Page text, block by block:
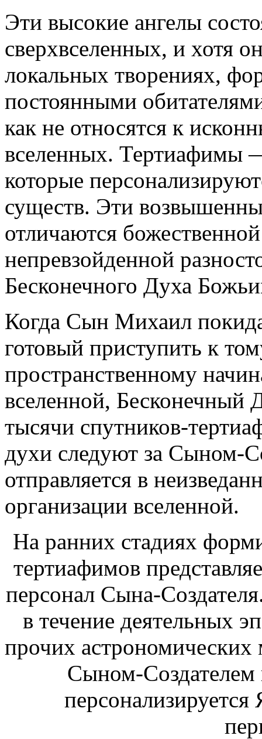
Эти высокие ангелы
сверхвселенных, и хотя
локальных творениях,
постоянными
как не относятся к
вселенных. Тертиафимы
которые
существ. Эти
отличаются
непревзойденной
Бесконечного Духа
Когда Сын Михаил
готовый приступить к
пространственному
вселенной, Бесконечный
тысячи спутников-
духи следуют за Сыном-
отправляется в
организации вселенной.
На ранних стадиях
тертиафимов
персонал Сына-
в течение деятельных
прочих
Сыном-Создателем